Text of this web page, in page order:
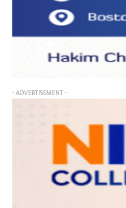
- ADVERTISEMENT -